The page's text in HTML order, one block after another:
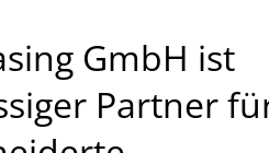
GmbH ist
Partner